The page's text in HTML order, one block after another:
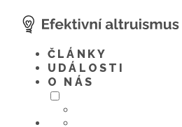
content
ČLÁNKY
UDÁLOSTI
O NÁS